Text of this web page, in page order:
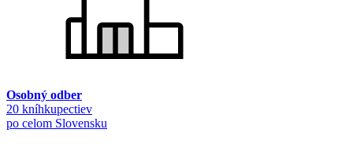
Osobný odber
20 kníhkupectiev
po celom Slovensku